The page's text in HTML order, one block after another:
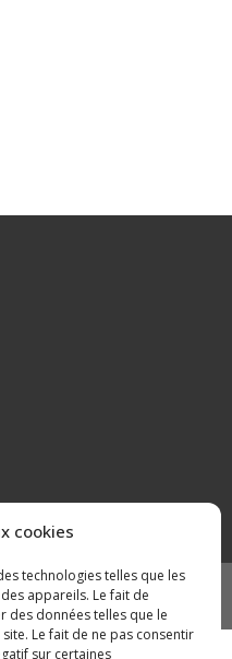
cookies
technologies telles que les
appareils. Le fait de
des données telles que le
Le fait de ne pas consentir
sur certaines
Plan du site